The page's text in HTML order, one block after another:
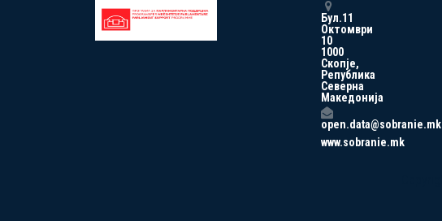
Бул.11
Октомври
10
1000
Скопје,
Република
Северна
Македонија
open.data@sobranie.mk
www.sobranie.mk